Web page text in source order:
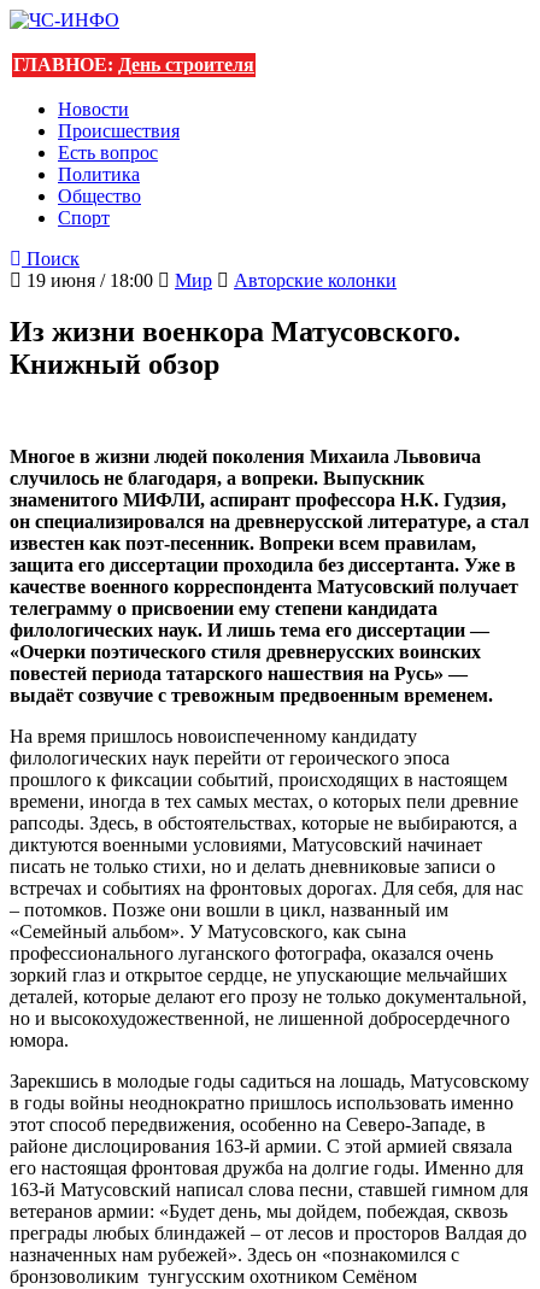
ГЛАВНОЕ: День строителя
Новости
Происшествия
Есть вопрос
Политика
Общество
Спорт
Поиск
19 июня / 18:00
Мир Авторские колонки
Из жизни военкора Матусовского.
Книжный обзор
Многое в жизни людей поколения Михаила Львовича
случилось не благодаря, а вопреки. Выпускник
знаменитого МИФЛИ, аспирант профессора Н.К. Гудзия,
он специализировался на древнерусской литературе, а стал
известен как поэт-песенник. Вопреки всем правилам,
защита его диссертации проходила без диссертанта. Уже в
качестве военного корреспондента Матусовский получает
телеграмму о присвоении ему степени кандидата
филологических наук. И лишь тема его диссертации —
«Очерки поэтического стиля древнерусских воинских
повестей периода татарского нашествия на Русь» —
выдаёт созвучие с тревожным предвоенным временем.
На время пришлось новоиспеченному кандидату
филологических наук перейти от героического эпоса
прошлого к фиксации событий, происходящих в настоящем
времени, иногда в тех самых местах, о которых пели древние
рапсоды. Здесь, в обстоятельствах, которые не выбираются, а
диктуются военными условиями, Матусовский начинает
писать не только стихи, но и делать дневниковые записи о
встречах и событиях на фронтовых дорогах. Для себя, для нас
– потомков. Позже они вошли в цикл, названный им
«Семейный альбом». У Матусовского, как сына
профессионального луганского фотографа, оказался очень
зоркий глаз и открытое сердце, не упускающие мельчайших
деталей, которые делают его прозу не только документальной,
но и высокохудожественной, не лишенной добросердечного
юмора.
Зарекшись в молодые годы садиться на лошадь, Матусовскому
в годы войны неоднократно пришлось использовать именно
этот способ передвижения, особенно на Северо-Западе, в
районе дислоцирования 163-й армии. С этой армией связала
его настоящая фронтовая дружба на долгие годы. Именно для
163-й Матусовский написал слова песни, ставшей гимном для
ветеранов армии: «Будет день, мы дойдем, побеждая, сквозь
преграды любых блиндажей – от лесов и просторов Валдая до
назначенных нам рубежей». Здесь он «познакомился с
бронзоволиким тунгусским охотником Семёном